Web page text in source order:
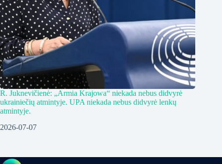
R. Juknevičienė: „Armia Krajowa“ niekada nebus didvyrė
ukrainiečių atmintyje. UPA niekada nebus didvyrė lenkų
atmintyje.
2026-07-07